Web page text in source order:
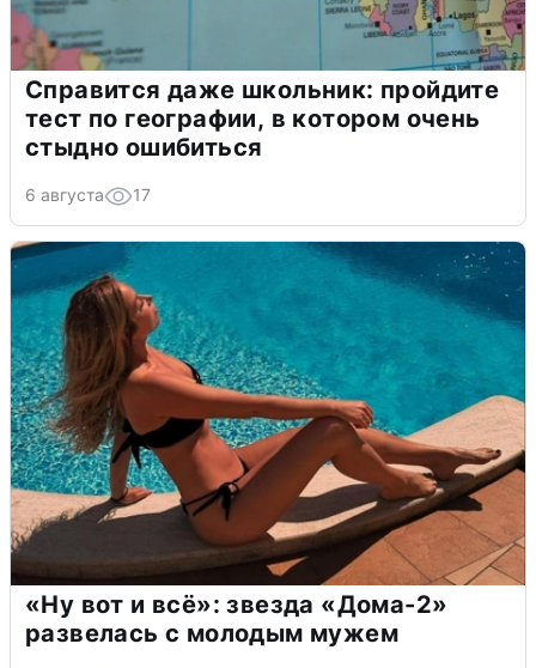
Справится даже школьник: пройдите
тест по географии, в котором очень
стыдно ошибиться
6 августа 17
«Ну вот и всё»: звезда «Дома-2»
развелась с молодым мужем